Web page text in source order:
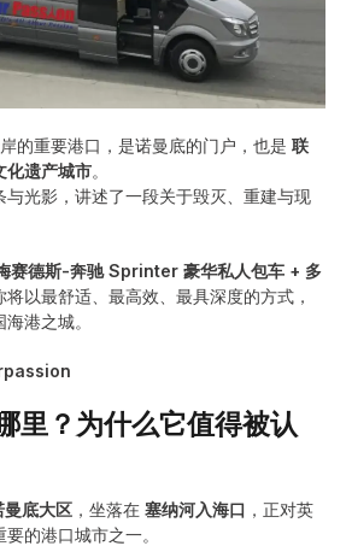
的重要港口，是诺曼底的门户，也是联
化遗产城市。
与光影，讲述了一段关于毁灭、重建与现
赛德斯-奔驰 Sprinter 豪华私人包车 + 多
将以最舒适、最高效、最具深度的方式，
港之城。
里？为什么它值得被认
曼底大区 ，坐落在塞纳河入海口 ，正对英
的港口城市之一。